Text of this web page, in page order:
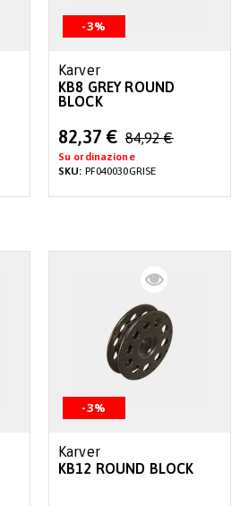
-3%
Karver
KB8 GREY ROUND
BLOCK
Special
Price
82,37 € 84,92 €
Su ordinazione
SKU: PF040030GRISE
-3%
Karver
KB12 ROUND BLOCK